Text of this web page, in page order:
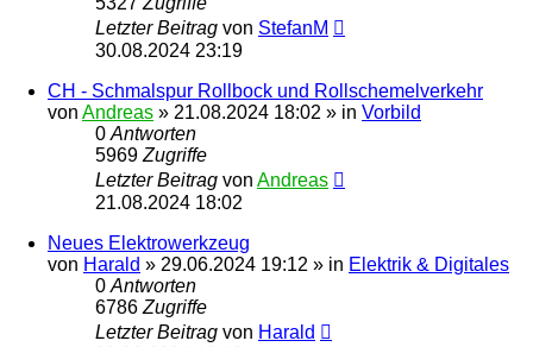
Letzter Beitrag von StefanM
30.08.2024 23:19
CH - Schmalspur Rollbock und Rollschemelverkehr
von Andreas » 21.08.2024 18:02 » in Vorbild
0 Antworten
5969 Zugriffe
Letzter Beitrag von Andreas
21.08.2024 18:02
Neues Elektrowerkzeug
von Harald » 29.06.2024 19:12 » in Elektrik & Digitales
0 Antworten
6786 Zugriffe
Letzter Beitrag von Harald